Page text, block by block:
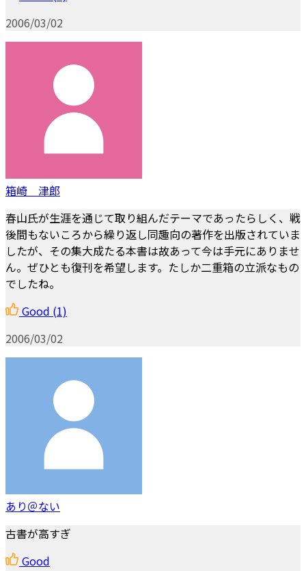
2006/03/02
箱崎 津郎
春山氏が生涯を通じて取り組んだテーマであったらしく、戦
後間もないころから繰り返し同趣向の著作を出版されていま
したが、その集大成たる本書は故あって今は手元にありませ
ん。ぜひとも復刊を希望します。たしか二重箱の立派なもの
でしたね。
Good (1)
2006/03/02
あり＠ない
古書が高すぎ
Good